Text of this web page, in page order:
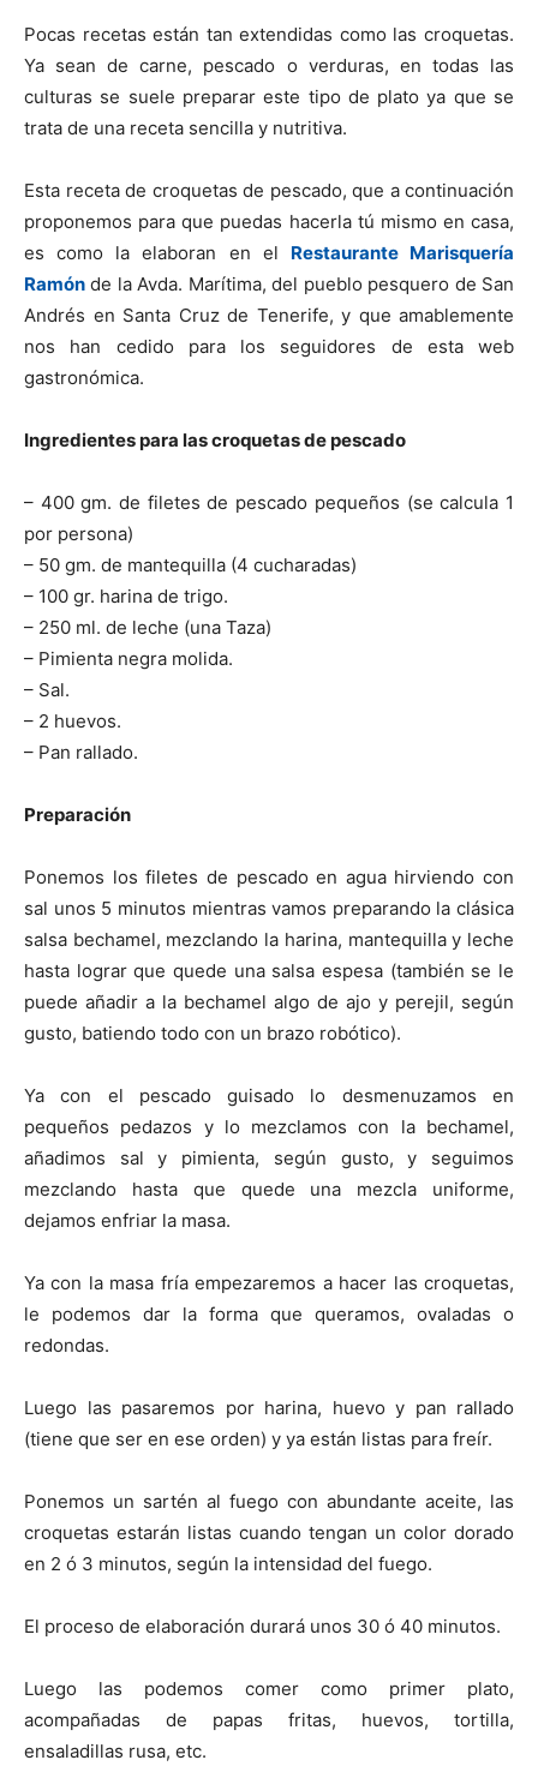
Pocas recetas están tan extendidas como las croquetas.
Ya sean de carne, pescado o verduras, en todas las
culturas se suele preparar este tipo de plato ya que se
trata de una receta sencilla y nutritiva.
Esta receta de croquetas de pescado, que a continuación
proponemos para que puedas hacerla tú mismo en casa,
es como la elaboran en el Restaurante Marisquería
Ramón de la Avda. Marítima, del pueblo pesquero de San
Andrés en Santa Cruz de Tenerife, y que amablemente
nos han cedido para los seguidores de esta web
gastronómica.
Ingredientes para las croquetas de pescado
– 400 gm. de filetes de pescado pequeños (se calcula 1
por persona)
– 50 gm. de mantequilla (4 cucharadas)
– 100 gr. harina de trigo.
– 250 ml. de leche (una Taza)
– Pimienta negra molida.
– Sal.
– 2 huevos.
– Pan rallado.
Preparación
Ponemos los filetes de pescado en agua hirviendo con
sal unos 5 minutos mientras vamos preparando la clásica
salsa bechamel, mezclando la harina, mantequilla y leche
hasta lograr que quede una salsa espesa (también se le
puede añadir a la bechamel algo de ajo y perejil, según
gusto, batiendo todo con un brazo robótico).
Ya con el pescado guisado lo desmenuzamos en
pequeños pedazos y lo mezclamos con la bechamel,
añadimos sal y pimienta, según gusto, y seguimos
mezclando hasta que quede una mezcla uniforme,
dejamos enfriar la masa.
Ya con la masa fría empezaremos a hacer las croquetas,
le podemos dar la forma que queramos, ovaladas o
redondas.
Luego las pasaremos por harina, huevo y pan rallado
(tiene que ser en ese orden) y ya están listas para freír.
Ponemos un sartén al fuego con abundante aceite, las
croquetas estarán listas cuando tengan un color dorado
en 2 ó 3 minutos, según la intensidad del fuego.
El proceso de elaboración durará unos 30 ó 40 minutos.
Luego las podemos comer como primer plato,
acompañadas de papas fritas, huevos, tortilla,
ensaladillas rusa, etc.